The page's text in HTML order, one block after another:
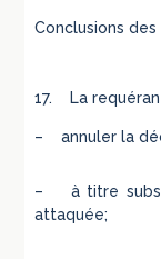
Conclusions
17. La
– annuler la
– à titre
attaquée;